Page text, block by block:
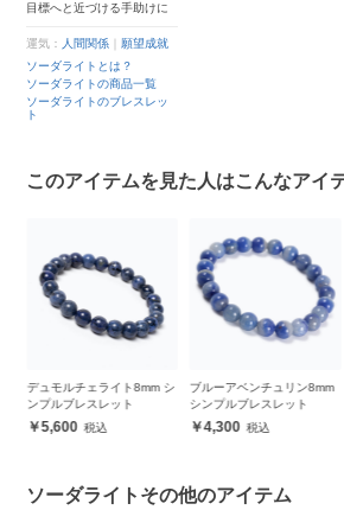
目標へと近づける手助けに
運気： 人間関係
願望成就
ソーダライトとは？
ソーダライトの商品一覧
ソーダライトのブレスレッ
ト
このアイテムを見た人はこんなアイ
ブルーアベンチュリン8mm
シンプルブレスレット
4,300
ラピスラズリ(天然)8mm シ
ンプルブレスレット
9,500
ソーダライトその他のアイテム